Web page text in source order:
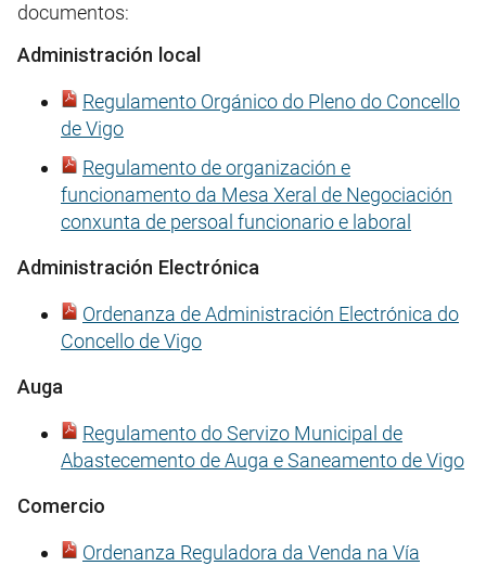
documentos:
Administración local
Regulamento Orgánico do Pleno do Concello
de Vigo
Regulamento de organización e
funcionamento da Mesa Xeral de Negociación
conxunta de persoal funcionario e laboral
Administración Electrónica
Ordenanza de Administración Electrónica do
Concello de Vigo
Auga
Regulamento do Servizo Municipal de
Abastecemento de Auga e Saneamento de Vigo
Comercio
Ordenanza Reguladora da Venda na Vía